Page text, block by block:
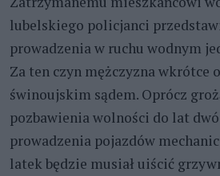
lubelskiego policjanci
prowadzenia w ruchu wodnym
Za ten czyn mężczyzna wkrótce
świnoujskim sądem. Oprócz
pozbawienia wolności do lat
prowadzenia pojazdów
latek będzie musiał uiścić